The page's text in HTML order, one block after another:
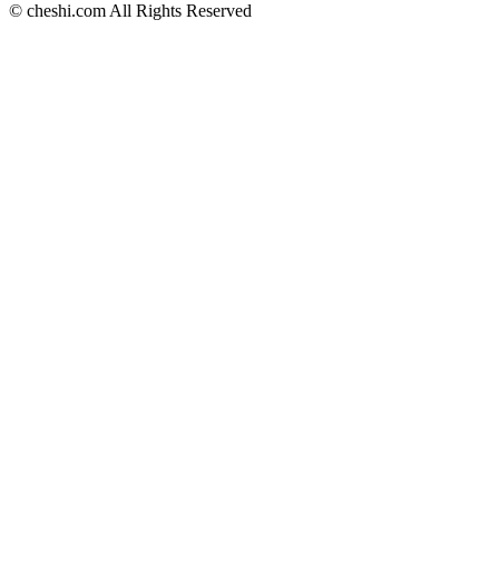
© cheshi.com All Rights Reserved